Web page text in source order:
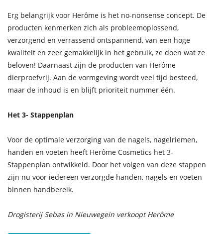
Erg belangrijk voor Herôme is het no-nonsense concept. De
producten kenmerken zich als probleemoplossend,
verzorgend en verrassend ontspannend, van een hoge
kwaliteit en zeer gemakkelijk in het gebruik, ze doen wat ze
beloven! Daarnaast zijn de producten van Herôme
dierproefvrij. Aan de vormgeving wordt veel tijd besteed,
maar de inhoud is en blijft prioriteit nummer één.
Het 3- Stappenplan
Voor de optimale verzorging van de nagels, nagelriemen,
handen en voeten heeft Herôme Cosmetics het 3-
Stappenplan ontwikkeld. Door het volgen van deze stappen
zijn nu voor iedereen verzorgde handen, nagels en voeten
binnen handbereik.
Drogisterij Sebas in Nieuwegein verkoopt Herôme